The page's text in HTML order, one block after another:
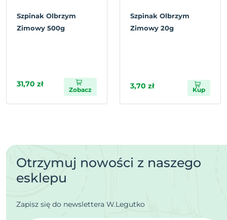
Szpinak Olbrzym
Zimowy 500g
31,70 zł
Zobacz
Szpinak Olbrzym
Zimowy 20g
3,70 zł Kup
Otrzymuj nowości z naszego
esklepu
Zapisz się do newslettera W.Legutko